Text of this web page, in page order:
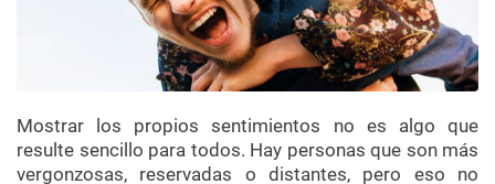
Mostrar los propios sentimientos no es algo que
resulte sencillo para todos. Hay personas que son más
vergonzosas, reservadas o distantes, pero eso no